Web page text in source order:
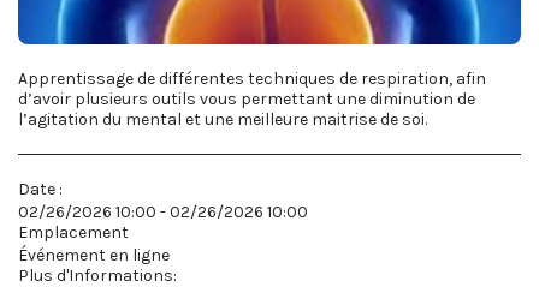
Apprentissage de différentes techniques de respiration, afin
d’avoir plusieurs outils vous permettant une diminution de
l’agitation du mental et une meilleure maitrise de soi.
Date :
02/26/2026 10:00 - 02/26/2026 10:00
Emplacement
Événement en ligne
Plus d'Informations: